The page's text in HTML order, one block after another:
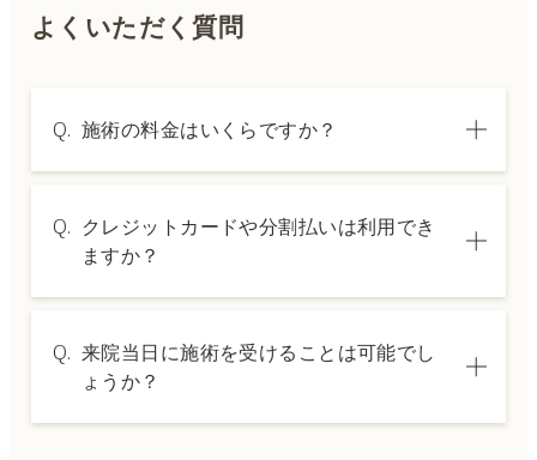
よくいただく質問
Q. 施術の料金はいくらですか？
は料金表ページをご確認いただくか、カウン
セリングでご案内いたします。
Q. クレジットカードや分割払いは利用でき
ますか？
した分割払いも可能です。詳細は受付スタッ
フにお問い合わせください。
Q. 来院当日に施術を受けることは可能でし
ょうか？